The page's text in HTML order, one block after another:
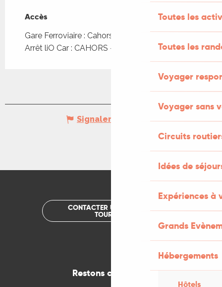
Toutes les
Toutes les
Voyager
Voyager sans
Circuits
Idées de
Expériences à
Grands
Hébergements
Hôtels
Accès
Accès
Gare Ferroviaire : Cahors à 880m
Arrêt liO Car : CAHORS - Gare SNCF à 915m
Signaler une erreur
CONTACTER UN OFFICE DE
TOURISME
Restons connectés